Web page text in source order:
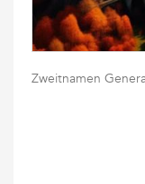
Zweitnamen